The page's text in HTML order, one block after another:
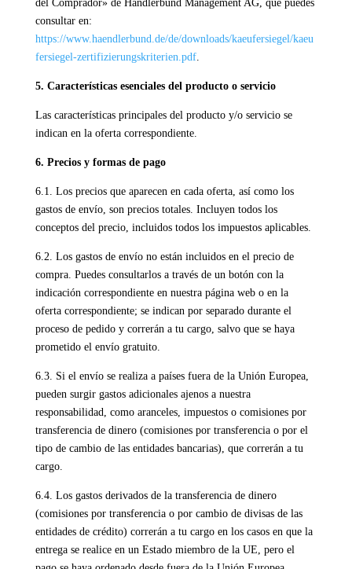
del Comprador» de Händlerbund Management AG, que puedes
consultar en:
https://www.haendlerbund.de/de/downloads/kaeufersiegel/kaeu
fersiegel-zertifizierungskriterien.pdf.
5. Características esenciales del producto o servicio
Las características principales del producto y/o servicio se
indican en la oferta correspondiente.
6. Precios y formas de pago
6.1. Los precios que aparecen en cada oferta, así como los
gastos de envío, son precios totales. Incluyen todos los
conceptos del precio, incluidos todos los impuestos aplicables.
6.2. Los gastos de envío no están incluidos en el precio de
compra. Puedes consultarlos a través de un botón con la
indicación correspondiente en nuestra página web o en la
oferta correspondiente; se indican por separado durante el
proceso de pedido y correrán a tu cargo, salvo que se haya
prometido el envío gratuito.
6.3. Si el envío se realiza a países fuera de la Unión Europea,
pueden surgir gastos adicionales ajenos a nuestra
responsabilidad, como aranceles, impuestos o comisiones por
transferencia de dinero (comisiones por transferencia o por el
tipo de cambio de las entidades bancarias), que correrán a tu
cargo.
6.4. Los gastos derivados de la transferencia de dinero
(comisiones por transferencia o por cambio de divisas de las
entidades de crédito) correrán a tu cargo en los casos en que la
entrega se realice en un Estado miembro de la UE, pero el